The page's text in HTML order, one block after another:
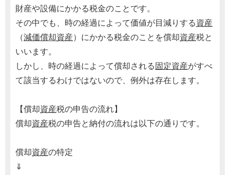
財産や設備にかかる税金のことです。
その中でも、時の経過によって価値が目減りする資産
（減価償却資産）にかかる税金のことを償却資産税と
いいます。
しかし、時の経過によって償却される固定資産がすべ
て該当するわけではないので、例外は存在します。
【償却資産税の申告の流れ】
償却資産税の申告と納付の流れは以下の通りです。
償却資産の特定
⇓